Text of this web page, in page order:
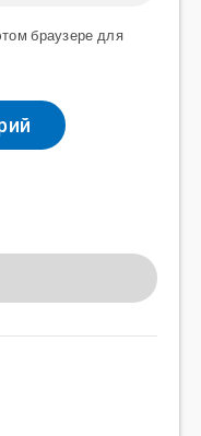
браузере для